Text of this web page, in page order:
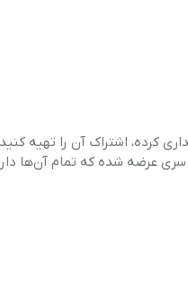
اشتراک آن را تهیه کنید
سونی دانلود کنید و بعد از نصب و انجام مراحل اولیه از آن لذت ببرید. تا امروز این بازی در 8